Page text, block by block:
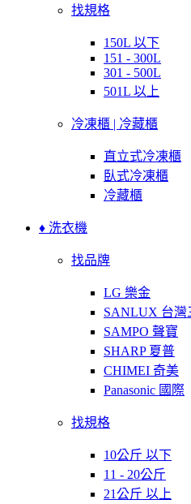
找規格
150L 以下
151 - 300L
301 - 500L
501L 以上
冷凍櫃 | 冷藏櫃
直立式冷凍櫃
臥式冷凍櫃
冷藏櫃
♦ 洗衣機
找品牌
LG 樂金
SANLUX 台灣
SAMPO 聲寶
SHARP 夏普
CHIMEI 奇美
Panasonic 國際
找規格
10公斤 以下
11 - 20公斤
21公斤 以上